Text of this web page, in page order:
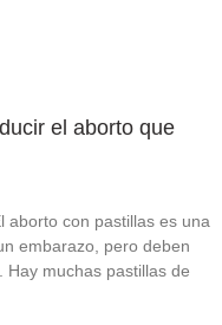
el aborto que
aborto con pastillas es una
embarazo, pero deben
Hay muchas pastillas de